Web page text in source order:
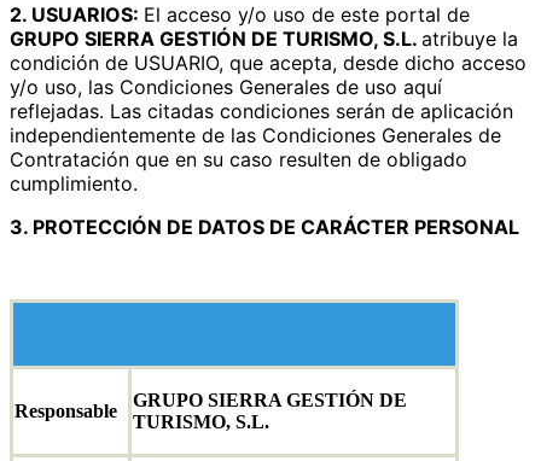
2. USUARIOS: El acceso y/o uso de este portal de
GRUPO SIERRA GESTIÓN DE TURISMO, S.L. atribuye la
condición de USUARIO, que acepta, desde dicho acceso
y/o uso, las Condiciones Generales de uso aquí
reflejadas. Las citadas condiciones serán de aplicación
independientemente de las Condiciones Generales de
Contratación que en su caso resulten de obligado
cumplimiento.
3. PROTECCIÓN DE DATOS DE CARÁCTER PERSONAL
Responsable
GRUPO SIERRA GESTIÓN DE
TURISMO, S.L.